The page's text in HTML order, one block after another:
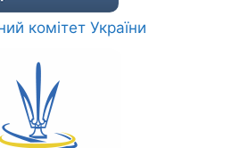
комітет України